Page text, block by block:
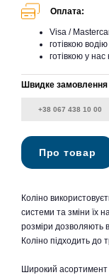
Оплата:
Visa /
готівкою водію
готівкою у нас
Швидке замовлення
Про товар
Коліно
системи та зміни їх
розміри дозволяють
Коліно підходить до
Широкий асортимент